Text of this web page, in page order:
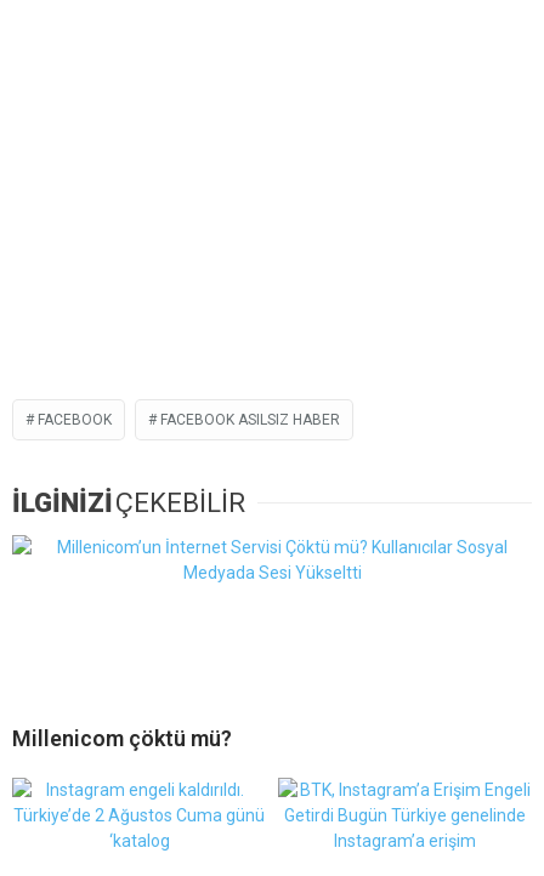
FACEBOOK FACEBOOK ASILSIZ HABER
İLGİNİZİ ÇEKEBİLİR
Millenicom çöktü mü?